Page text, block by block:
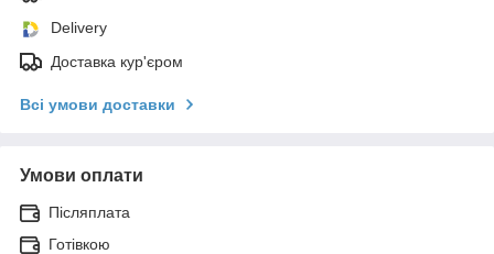
Delivery
Доставка кур'єром
Всі умови доставки
Умови оплати
Післяплата
Готівкою